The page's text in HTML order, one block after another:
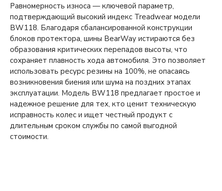
Равномерность износа — ключевой параметр,
подтверждающий высокий индекс Treadwear модели
BW118. Благодаря сбалансированной конструкции
блоков протектора, шины BearWay истираются без
образования критических перепадов высоты, что
сохраняет плавность хода автомобиля. Это позволяет
использовать ресурс резины на 100%, не опасаясь
возникновения биения или шума на поздних этапах
эксплуатации. Модель BW118 предлагает простое и
надежное решение для тех, кто ценит техническую
исправность колес и ищет честный продукт с
длительным сроком службы по самой выгодной
стоимости.